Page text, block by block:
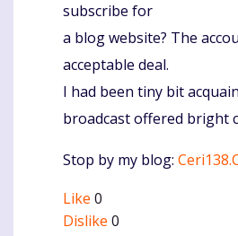
subscribe for
a blog website? The
acceptable deal.
I had been tiny bit
broadcast offered bright
Stop by my blog:
Like 0
Dislike 0